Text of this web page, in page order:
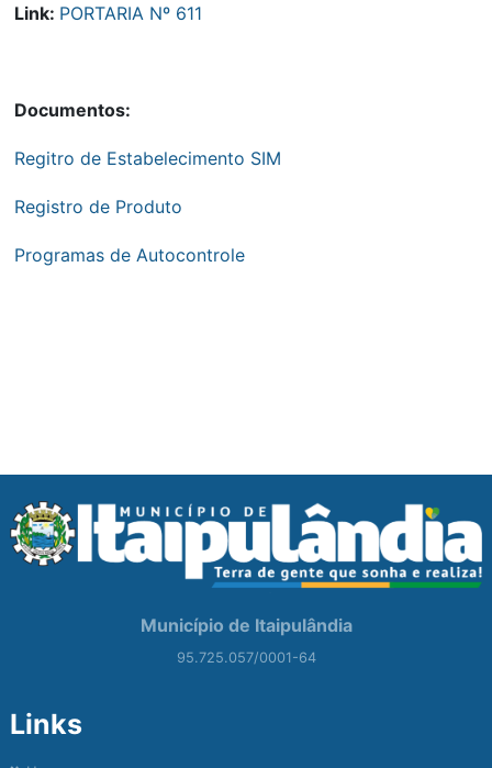
Link: PORTARIA Nº 611
Documentos:
Regitro de Estabelecimento SIM
Registro de Produto
Programas de Autocontrole
Município de Itaipulândia
95.725.057/0001-64
Links